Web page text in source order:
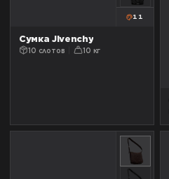
11
Сумка Jivenchy
10 слотов 10 кг